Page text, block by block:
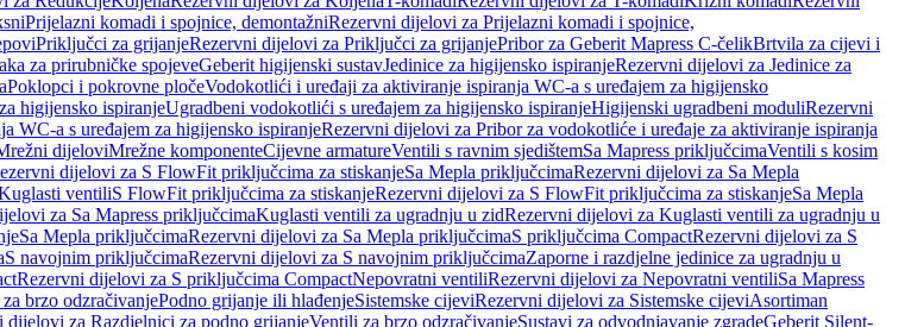
Prijelazni komadi i spojnice, demontažniRezervni dijelovi za Prijelazni komadi i spojnice,
Priključci za grijanjeRezervni dijelovi za Priključci za grijanjePribor za Geberit Mapress C-čelikBrtvila za cijevi i
za prirubničke spojeveGeberit higijenski sustavJedinice za higijensko ispiranjeRezervni dijelovi za Jedinice za
Poklopci i pokrovne pločeVodokotlići i uređaji za aktiviranje ispiranja WC-a s uređajem za higijensko
higijensko ispiranjeUgradbeni vodokotlići s uređajem za higijensko ispiranjeHigijenski ugradbeni moduliRezervni
WC-a s uređajem za higijensko ispiranjeRezervni dijelovi za Pribor za vodokotliće i uređaje za aktiviranje ispiranja
dijeloviMrežne komponenteCijevne armatureVentili s ravnim sjedištemSa Mapress priključcimaVentili s kosim
dijelovi za S FlowFit priključcima za stiskanjeSa Mepla priključcimaRezervni dijelovi za Sa Mepla
ventiliS FlowFit priključcima za stiskanjeRezervni dijelovi za S FlowFit priključcima za stiskanjeSa Mepla
za Sa Mapress priključcimaKuglasti ventili za ugradnju u zidRezervni dijelovi za Kuglasti ventili za ugradnju u
Sa Mepla priključcimaRezervni dijelovi za Sa Mepla priključcimaS priključcima CompactRezervni dijelovi za S
S navojnim priključcimaRezervni dijelovi za S navojnim priključcimaZaporne i razdjelne jedinice za ugradnju u
Rezervni dijelovi za S priključcima CompactNepovratni ventiliRezervni dijelovi za Nepovratni ventiliSa Mapress
brzo odzračivanjePodno grijanje ili hlađenjeSistemske cijeviRezervni dijelovi za Sistemske cijeviAsortiman
dijelovi za Razdjelnici za podno grijanjeVentili za brzo odzračivanjeSustavi za odvodnjavanje zgradeGeberit Silent-